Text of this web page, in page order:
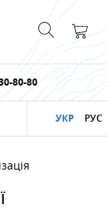
80-80
УКР РУС